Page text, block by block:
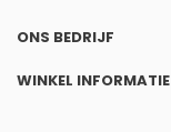
ONS BEDRIJF
WINKEL INFORMATIE